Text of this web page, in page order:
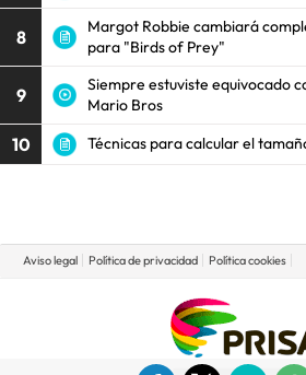
8
Margot Robbie cambiará
para "Birds of Prey"
9
Siempre estuviste equivocado
Mario Bros
10 Técnicas para calcular el
Aviso legal Política de privacidad Política cookies